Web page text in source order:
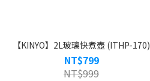
【KINYO】2L玻璃快煮壺 (ITHP-170)
NT$799
NT$999